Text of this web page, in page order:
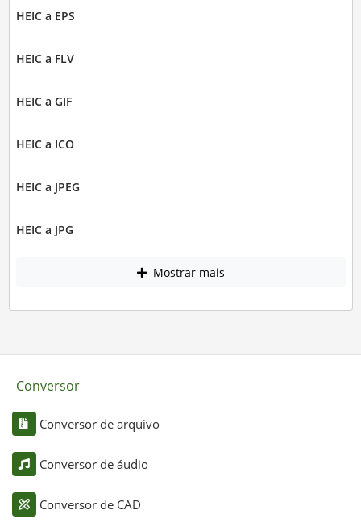
HEIC a EPS
HEIC a FLV
HEIC a GIF
HEIC a ICO
HEIC a JPEG
HEIC a JPG
Mostrar mais
Conversor
Conversor de arquivo
Conversor de áudio
Conversor de CAD